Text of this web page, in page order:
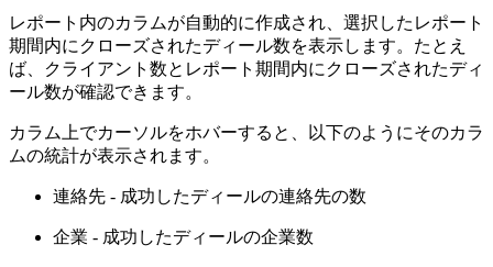
レポート内のカラムが自動的に作成され、選択したレポート
期間内にクローズされたディール数を表示します。たとえ
ば、クライアント数とレポート期間内にクローズされたディ
ール数が確認できます。
カラム上でカーソルをホバーすると、以下のようにそのカラ
ムの統計が表示されます。
連絡先 - 成功したディールの連絡先の数
企業 - 成功したディールの企業数